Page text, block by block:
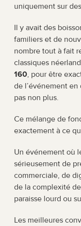
uniquement sur
Il y avait des
familiers et de
nombre tout à fait
160, pour être
de l’événement en
pas non plus.
Ce mélange de
exactement à ce
Un événement où
sérieusement de
commerciale, de
de la complexité
paraisse lourd ou
Les meilleures